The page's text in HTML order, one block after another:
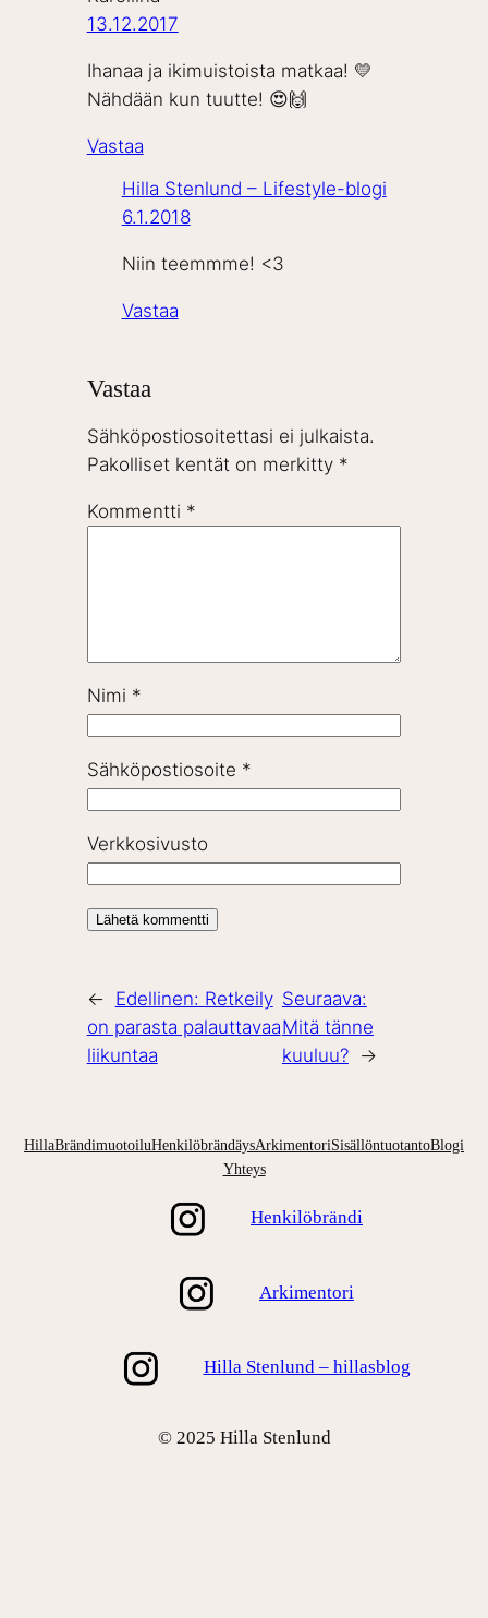
13.12.2017
Ihanaa ja ikimuistoista matkaa! 💛
Nähdään kun tuutte! 😍🙌
Vastaa
Hilla Stenlund – Lifestyle-blogi
6.1.2018
Niin teemmme! <3
Vastaa
Vastaa
Sähköpostiosoitettasi ei julkaista.
Pakolliset kentät on merkitty *
Kommentti *
Nimi *
Sähköpostiosoite *
Verkkosivusto
← Edellinen: Retkeily
on parasta palauttavaa
liikuntaa
Seuraava:
Mitä tänne
kuuluu?
→
HillaBrändimuotoiluHenkilöbrändäysArkimentoriSisällöntuotantoBlogi
Yhteys
Henkilöbrändi
Arkimentori
Hilla Stenlund – hillasblog
© 2025 Hilla Stenlund